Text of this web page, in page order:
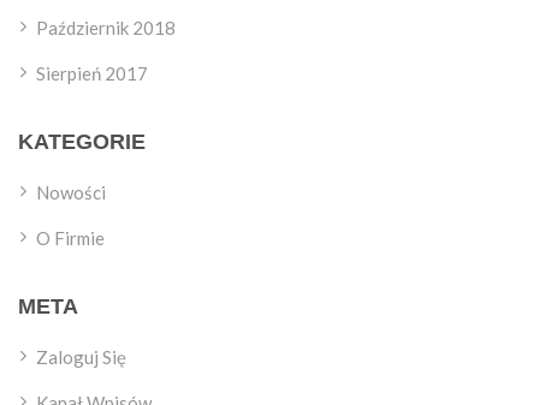
Październik 2018
Sierpień 2017
KATEGORIE
Nowości
O Firmie
META
Zaloguj Się